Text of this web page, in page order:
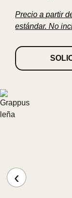
Precio a partir
estándar. No
‹